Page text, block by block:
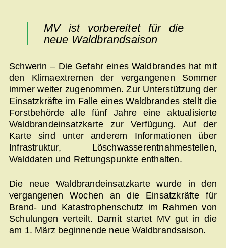
MV ist vorbereitet für die
neue Waldbrandsaison
Schwerin – Die Gefahr eines Waldbrandes hat mit
den Klimaextremen der vergangenen Sommer
immer weiter zugenommen. Zur Unterstützung der
Einsatzkräfte im Falle eines Waldbrandes stellt die
Forstbehörde alle fünf Jahre eine aktualisierte
Waldbrandeinsatzkarte zur Verfügung. Auf der
Karte sind unter anderem Informationen über
Infrastruktur, Löschwasser­entnahmestellen,
Walddaten und Rettungspunkte enthalten.
Die neue Waldbrandeinsatzkarte wurde in den
vergangenen Wochen an die Einsatzkräfte für
Brand- und Katastrophenschutz im Rahmen von
Schulungen verteilt. Damit startet MV gut in die
am 1. März beginnende neue Waldbrandsaison.